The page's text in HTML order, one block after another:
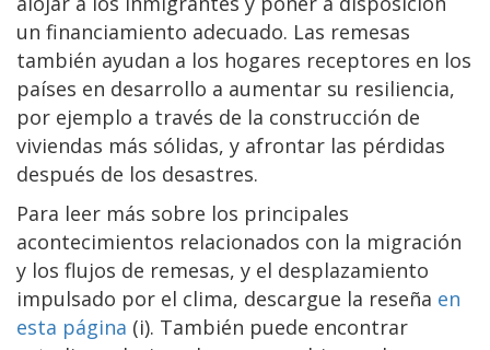
un financiamiento adecuado. Las remesas
también ayudan a los hogares receptores en los
países en desarrollo a aumentar su resiliencia,
por ejemplo a través de la construcción de
viviendas más sólidas, y afrontar las pérdidas
después de los desastres.
Para leer más sobre los principales
acontecimientos relacionados con la migración
y los flujos de remesas, y el desplazamiento
impulsado por el clima, descargue la reseña en
esta página (i). También puede encontrar